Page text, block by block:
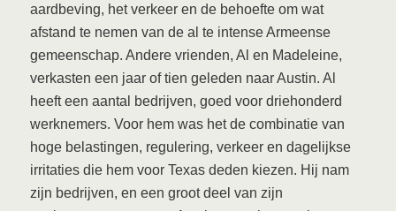
aardbeving, het verkeer en de behoefte om wat
afstand te nemen van de al te intense Armeense
gemeenschap. Andere vrienden, Al en Madeleine,
verkasten een jaar of tien geleden naar Austin. Al
heeft een aantal bedrijven, goed voor driehonderd
werknemers. Voor hem was het de combinatie van
hoge belastingen, regulering, verkeer en dagelijkse
irritaties die hem voor Texas deden kiezen. Hij nam
zijn bedrijven, en een groot deel van zijn